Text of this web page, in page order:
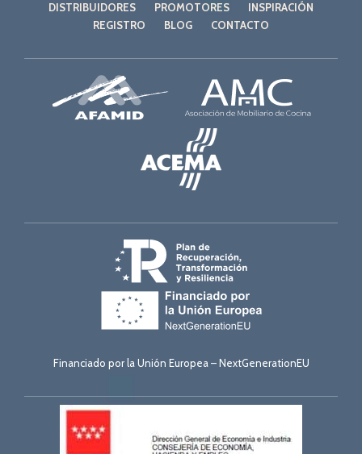
DISTRIBUIDORES
PROMOTORES
INSPIRACIÓN
REGISTRO
BLOG CONTACTO
Financiado por la Unión Europea – NextGenerationEU